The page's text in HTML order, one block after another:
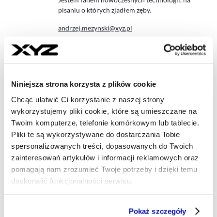
Niniejsza strona korzysta z plików cookie
Chcąc ułatwić Ci korzystanie z naszej strony
wykorzystujemy pliki cookie, które są umieszczane na
Twoim komputerze, telefonie komórkowym lub tablecie.
Pliki te są wykorzystywane do dostarczania Tobie
spersonalizowanych treści, dopasowanych do Twoich
zainteresowań artykułów i informacji reklamowych oraz
pomagają nam zrozumieć Twoje potrzeby i dzięki temu
doskonalić funkcjonalności serwisu.
Pokaż szczegóły
pisaniu o których zjadłem zęby.
andrzej.mezynski@xyz.pl